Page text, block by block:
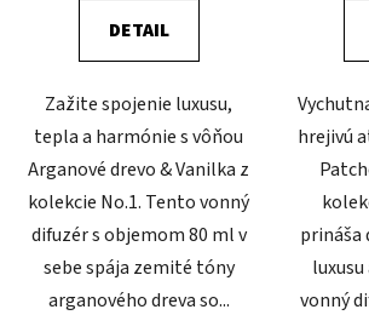
DETAIL
Zažite spojenie luxusu,
tepla a harmónie s vôňou
Arganové drevo & Vanilka z
kolekcie No.1. Tento vonný
difuzér s objemom 80 ml v
sebe spája zemité tóny
arganového dreva so...
hrejivú
prináša
vonný